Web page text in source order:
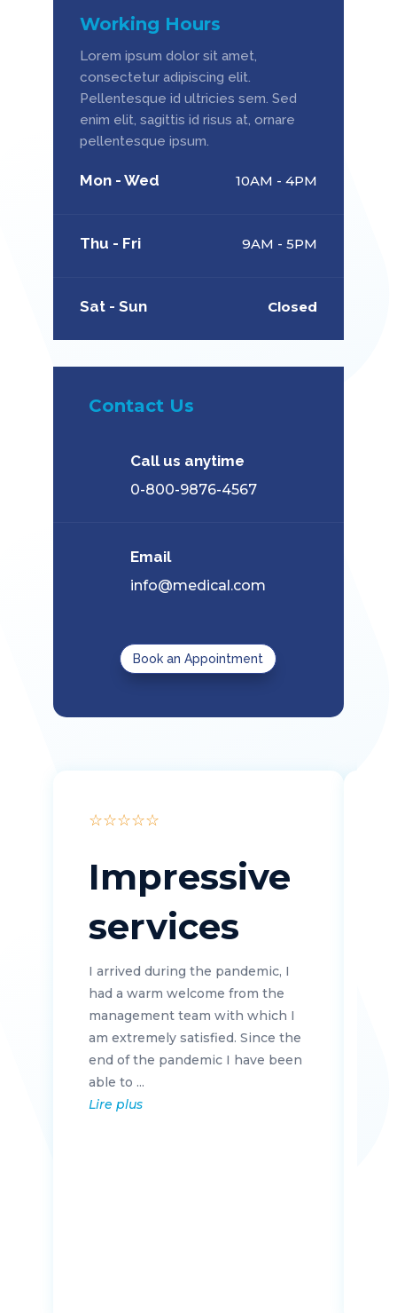
Working Hours
Lorem ipsum dolor sit amet,
consectetur adipiscing elit.
Pellentesque id ultricies sem. Sed
enim elit, sagittis id risus at, ornare
pellentesque ipsum.
Mon - Wed 10AM - 4PM
Thu - Fri 9AM - 5PM
Sat - Sun Closed
Contact Us
Call us anytime
0-800-9876-4567
Email
info@medical.com
Book an Appointment
☆☆☆☆☆
Impressive
services
I arrived during the pandemic, I
had a warm welcome from the
management team with which I
am extremely satisfied. Since the
end of the pandemic I have been
able to ...
Lire plus